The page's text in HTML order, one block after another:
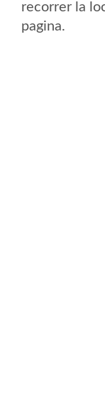
recorrer la
pagina.